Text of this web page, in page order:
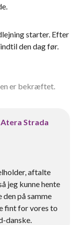
starter. Efter
den dag før.
er bekræftet.
Strada
aftalte
jeg kunne hente
den på samme
fint for vores to
danske.